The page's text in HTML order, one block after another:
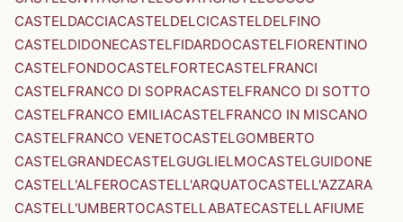
CASTELDACCIACASTELDELCICASTELDELFINO
CASTELDIDONECASTELFIDARDOCASTELFIORENTINO
CASTELFONDOCASTELFORTECASTELFRANCI
CASTELFRANCO DI SOPRACASTELFRANCO DI SOTTO
CASTELFRANCO EMILIACASTELFRANCO IN MISCANO
CASTELFRANCO VENETOCASTELGOMBERTO
CASTELGRANDECASTELGUGLIELMOCASTELGUIDONE
CASTELL'ALFEROCASTELL'ARQUATOCASTELL'AZZARA
CASTELL'UMBERTOCASTELLABATECASTELLAFIUME